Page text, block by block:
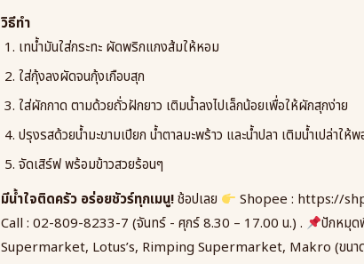
วิธีทำ
เทน้ำมันใส่กระทะ ผัดพริกแกงส้มให้หอม
ใส่กุ้งลงผัดจนกุ้งเกือบสุก
ใส่ผักกาด ตามด้วยถั่วฝักยาว เติมน้ำลงไปเล็กน้อยเพื่อให้ผักสุกง่าย
ปรุงรสด้วยน้ำมะขามเปียก น้ำตาลมะพร้าว และน้ำปลา เติมน้ำเปล่าให้
จัดเสิร์ฟ พร้อมข้าวสวยร้อนๆ
มีน้ำใจติดครัว อร่อยชัวร์ทุกเมนู!ช้อปเลย Shopee : https://
Call : 02-809-8233-7 (จันทร์ - ศุกร์ 8.30 – 17.00 น.) .
ปักหมุ
Supermarket, Lotus’s, Rimping Supermarket, Makro (ขนา